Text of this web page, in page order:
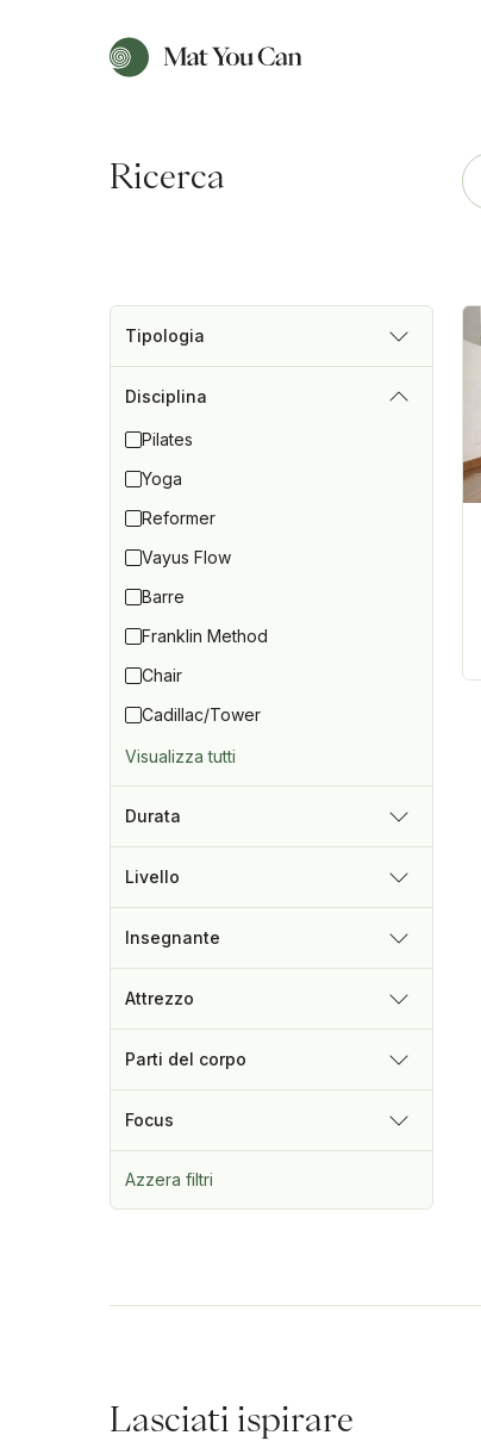
Ricerca
Tipologia
Disciplina
Pilates
Yoga
Reformer
Vayus Flow
Barre
Franklin Method
Chair
Cadillac/Tower
Visualizza tutti
Durata
Livello
Insegnante
Attrezzo
Parti del corpo
Focus
Azzera filtri
Lasciati ispirare